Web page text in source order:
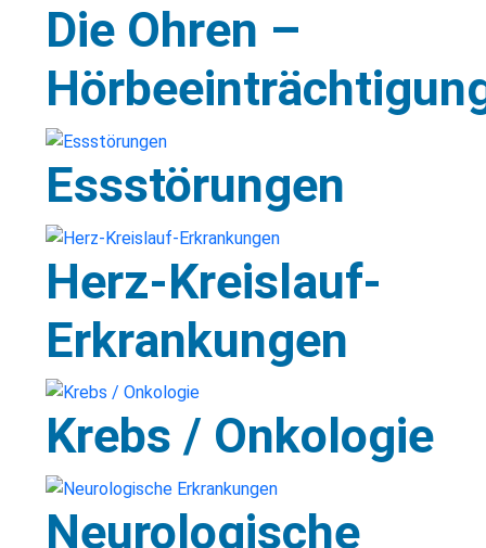
Die Ohren –
Essstörungen
Herz-Kreislauf-
Erkrankungen
Krebs / Onkologie
Neurologische